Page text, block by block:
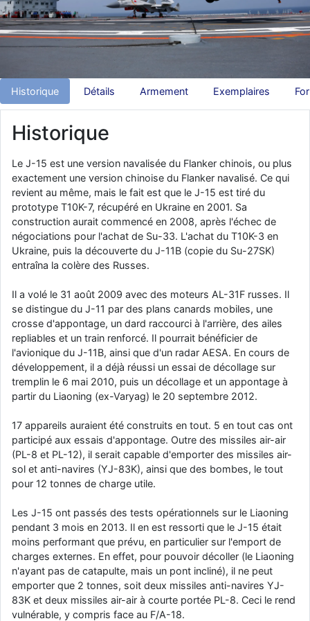
d9pouces: Joyeux Noël à tous !
d9pouces: mais tu peux tenter l'un des rares lycées militaires
scientifique, tu as donc encore un peu de temps devant toi
yaellerigolow: bonjour a tous je suis un élève de première
passionnée par l'aviation militaire , pourrais je savoir que faire après
le lycée pour s'orienter et pouvoir devenir officier de l'armée de l'air?
d9pouces : lesquels, par exemple ?
mahmoud: bonsoir, très instructif ce site .mais nous aimerions avoir
les photo des anciens appareils de l'armée de l'air de la haute -volta
d9pouces: Ça me casse quand même bien les pieds, j’avoue
jericho: Pour moi tout est à nouveau OK dirait-on… Merci à toi.
d9pouces : En espérant n’avoir coupé les accessoires de personne
au passage !
d9pouces: j'ai trouvé un palliatif un peu violent, mais ça devrait aller
un peu mieux
d9pouces: cette fois, c'est le Brésil et Singapour qui mettent le site
par terre
jericho : Ah ben je peux te confirmer que j'étais resté dans le filtre…
d9pouces : Désolé ! Mon filtrage a été un peu trop violent
tout voir
Historique Détails Armement Exemplaires
Historique
Le J-15 est une version navalisée du Flanker chinois, ou plus
exactement une version chinoise du Flanker navalisé. Ce qui
revient au même, mais le fait est que le J-15 est tiré du
prototype T10K-7, récupéré en Ukraine en 2001. Sa
construction aurait commencé en 2008, après l'échec de
négociations pour l'achat de Su-33. L'achat du T10K-3 en
Ukraine, puis la découverte du J-11B (copie du Su-27SK)
entraîna la colère des Russes.
Il a volé le 31 août 2009 avec des moteurs AL-31F russes. Il
se distingue du J-11 par des plans canards mobiles, une
crosse d'appontage, un dard raccourci à l'arrière, des ailes
repliables et un train renforcé. Il pourrait bénéficier de
l'avionique du J-11B, ainsi que d'un radar AESA. En cours de
développement, il a déjà réussi un essai de décollage sur
tremplin le 6 mai 2010, puis un décollage et un appontage à
partir du Liaoning (ex-Varyag) le 20 septembre 2012.
17 appareils auraient été construits en tout. 5 en tout cas ont
participé aux essais d'appontage. Outre des missiles air-air
(PL-8 et PL-12), il serait capable d'emporter des missiles air-
sol et anti-navires (YJ-83K), ainsi que des bombes, le tout
pour 12 tonnes de charge utile.
Les J-15 ont passés des tests opérationnels sur le Liaoning
pendant 3 mois en 2013. Il en est ressorti que le J-15 était
moins performant que prévu, en particulier sur l'emport de
charges externes. En effet, pour pouvoir décoller (le Liaoning
n'ayant pas de catapulte, mais un pont incliné), il ne peut
emporter que 2 tonnes, soit deux missiles anti-navires YJ-
83K et deux missiles air-air à courte portée PL-8. Ceci le rend
vulnérable, y compris face au F/A-18.